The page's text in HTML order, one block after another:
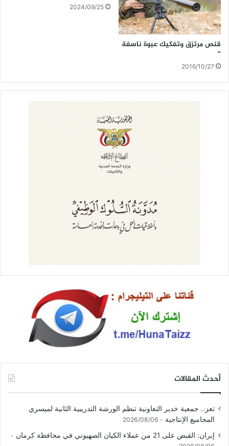
قنص مرتزق وتفكيك عبوة ناسفة
“
2016/10/27
2024/09/25
أحدث المقالات
تعز.. جمعية خدير التعاونية تنظم الورشة التدريبية الثانية لميسري
المجاميع الإنتاجية
2026/08/06
إيران: القبض على 21 من عملاء الكيان الصهيوني في محافظة كرمان